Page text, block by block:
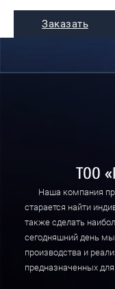
Заказать
ТОО
Наша компания
старается найти
также сделать
сегодняшний день
производства и
предназначенных